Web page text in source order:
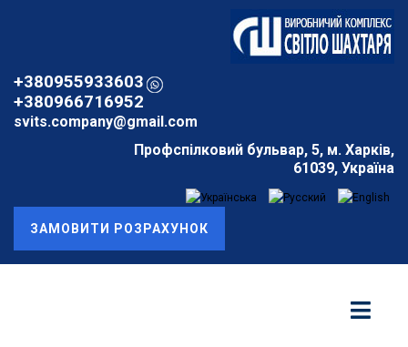
+380955933603
+380966716952
svits.company@gmail.com
Профспілковий бульвар, 5, м. Харків,
61039, Україна
ЗАМОВИТИ РОЗРАХУНОК